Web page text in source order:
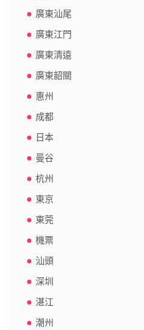
廣東汕尾
廣東江門
廣東清遠
廣東韶關
惠州
成都
日本
曼谷
杭州
東京
東莞
機票
汕頭
深圳
湛江
潮州